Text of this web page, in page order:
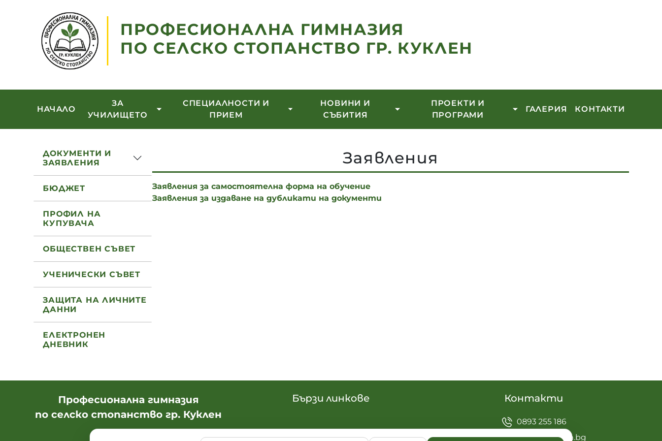
ПРОФЕСИОНАЛНА ГИМНАЗИЯ
ПО СЕЛСКО СТОПАНСТВО ГР. КУКЛЕН
НАЧАЛО
ЗА
УЧИЛИЩЕТО
СПЕЦИАЛНОСТИ И
ПРИЕМ
НОВИНИ И
СЪБИТИЯ
ПРОЕКТИ И
ПРОГРАМИ
ГАЛЕРИЯ КОНТАКТИ
ДОКУМЕНТИ И
ЗАЯВЛЕНИЯ
БЮДЖЕТ
ПРОФИЛ НА
КУПУВАЧА
ОБЩЕСТВЕН СЪВЕТ
УЧЕНИЧЕСКИ СЪВЕТ
ЗАЩИТА НА ЛИЧНИТЕ
ДАННИ
ЕЛЕКТРОНЕН
ДНЕВНИК
Заявления
Заявления за самостоятелна форма на обучение
Заявления за издаване на дубликати на документи
Професионална гимназия
по селско стопанство гр. Куклен
Бързи линкове Контакти
0893 255 186
1601102@edu.mon.bg